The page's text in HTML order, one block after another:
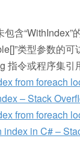
包含“WithIndex”
类型参数的可
指令或程序集引
from foreach
– Stack
from foreach
index in C# –